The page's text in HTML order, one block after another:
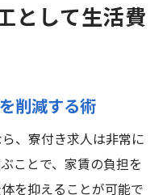
として生活費
削減する術
、寮付き求人は非常に
ことで、家賃の負担を
を抑えることが可能で